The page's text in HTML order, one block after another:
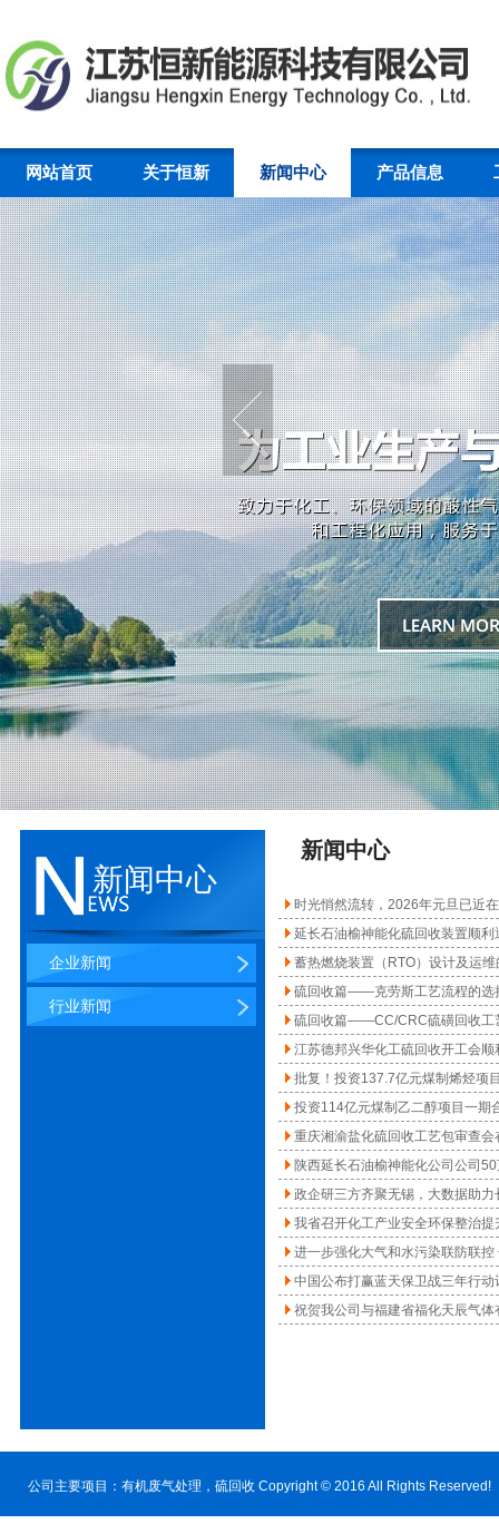
网站首页 关于恒新 新闻中心 产品信息
新闻中心
企业新闻
行业新闻
新闻中心
时光悄然流转，2026年元旦已近
延长石油榆神能化硫回收装置顺利
蓄热燃烧装置（RTO）设计及运
硫回收篇——克劳斯工艺流程的选
硫回收篇——CC/CRC硫磺回收工
江苏德邦兴华化工硫回收开工会顺
批复！投资137.7亿元煤制烯烃项
投资114亿元煤制乙二醇项目一期
重庆湘渝盐化硫回收工艺包审查会
陕西延长石油榆神能化公司公司
政企研三方齐聚无锡，大数据助力
我省召开化工产业安全环保整治提
进一步强化大气和水污染联防联
中国公布打赢蓝天保卫战三年行动
祝贺我公司与福建省福化天辰气
公司主要项目： 有机废气处理 ，硫回收 Copyright © 2016 All Rights